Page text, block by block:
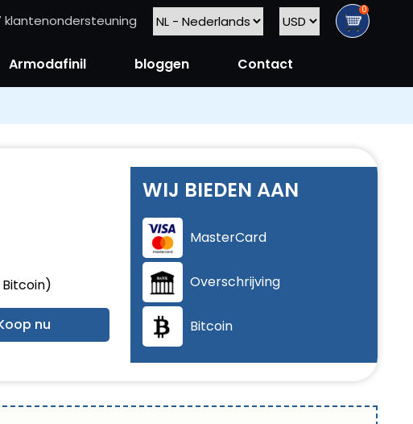
klantenondersteuning
0
Armodafinil bloggen Contact
nu
WIJ BIEDEN AAN
MasterCard
Overschrijving
Bitcoin